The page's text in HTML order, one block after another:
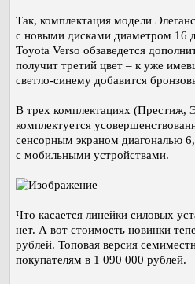
Так, комплектация модели
с новыми дисками диаметром 16
Toyota Verso обзаведется
получит третий цвет – к уже
светло-синему добавится
В трех комплектациях (Престиж,
комплектуется
сенсорным экраном диагональю
с мобильными устройствами.
Что касается линейки силовых
нет. А вот стоимость новинки
рублей. Топовая версия
покупателям в 1 090 000 рублей.